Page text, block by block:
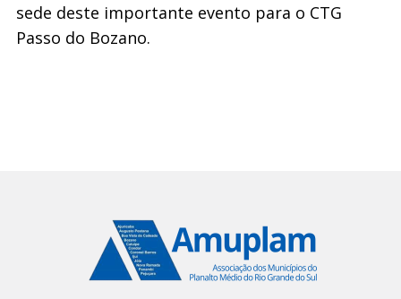
sede deste importante evento para o CTG
Passo do Bozano.